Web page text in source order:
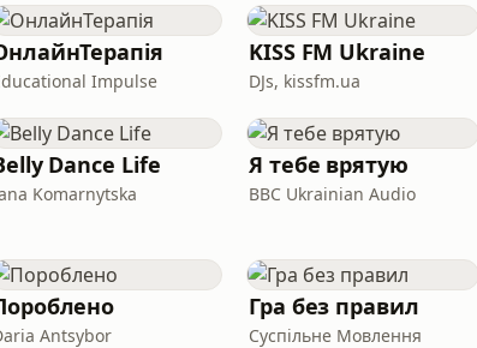
Impulse
KISS FM Ukraine
DJs, kissfm.ua
Dance Life
Komarnytska
Я тебе врятую
BBC Ukrainian Audio
Antsybor
Гра без правил
Суспільне Мовлення